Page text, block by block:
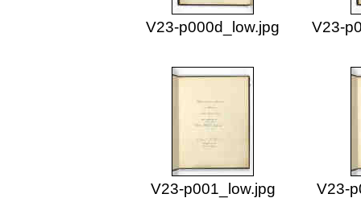
V23-p000d_low.jpg V23-
V23-p001_low.jpg V23-